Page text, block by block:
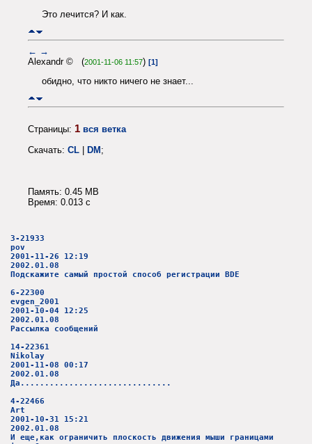
Это лечится? И как.
← →
Alexandr © (2001-11-06 11:57) [1]
обидно, что никто ничего не знает...
Страницы: 1 вся ветка
Скачать: CL DM ;
Память: 0.45 MB
Время: 0.013 c
3-21933
pov
2001-11-26 12:19
2002.01.08
Подскажите самый простой способ регистрации BDE
6-22300
evgen_2001
2001-10-04 12:25
2002.01.08
Рассылка сообщений
14-22361
Nikolay
2001-11-08 00:17
2002.01.08
Да...............................
4-22466
Art
2001-10-31 15:21
2002.01.08
И еще,как ограничить плоскость движения мыши границами